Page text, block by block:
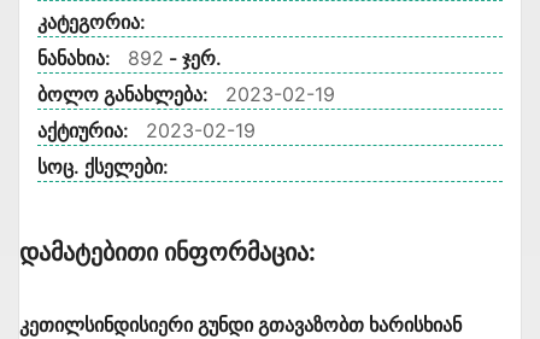
კატეგორია:
ნანახია:
892 - ჯერ.
ბოლო განახლება:
2023-02-19
აქტიურია:
2023-02-19
სოც. ქსელები:
Დამატებითი Ინფორმაცია:
კეთილსინდისიერი გუნდი გთავაზობთ ხარისხიან